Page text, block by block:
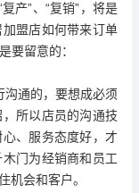
产”、“复销”，将是
盟店如何带来订单
要留意的：
沟通的，要想成必须
所以店员的沟通技
、服务态度好，才
门为经销商和员工
机会和客户。